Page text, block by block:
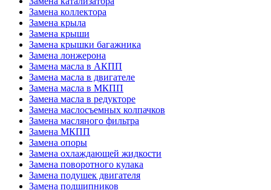
Замена коллектора
Замена крыла
Замена крыши
Замена крышки багажника
Замена лонжерона
Замена масла в АКПП
Замена масла в двигателе
Замена масла в МКПП
Замена масла в редукторе
Замена маслосъемных колпачков
Замена масляного фильтра
Замена МКПП
Замена опоры
Замена охлаждающей жидкости
Замена поворотного кулака
Замена подушек двигателя
Замена подшипников